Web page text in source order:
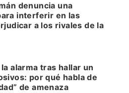
denuncia una
interferir en las
a los rivales de la
alarma tras hallar un
por qué habla de
de amenaza